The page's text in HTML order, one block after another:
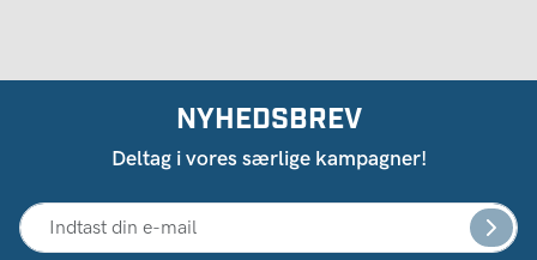
NYHEDSBREV
Deltag i vores særlige kampagner!